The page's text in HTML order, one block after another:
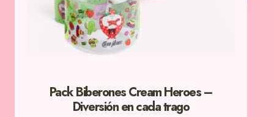
Pack Biberones Cream Heroes –
Diversión en cada trago
elegir
en
la
producto